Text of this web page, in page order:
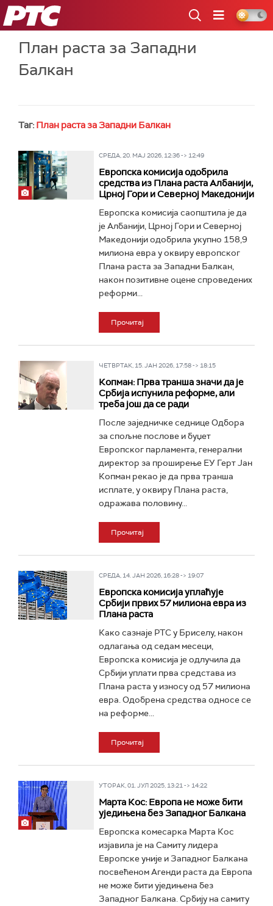
РТС
План раста за Западни
Балкан
Таг: План раста за Западни Балкан
СРЕДА, 20. МАЈ 2026, 12:36 -> 12:49
Европска комисија одобрила
средства из Плана раста Албанији,
Црној Гори и Северној Македонији
Европска комисија саопштила је да
је Албанији, Црној Гори и Северној
Македонији одобрила укупно 158,9
милиона евра у оквиру европског
Плана раста за Западни Балкан,
након позитивне оцене спроведених
реформи...
Прочитај
ЧЕТВРТАК, 15. ЈАН 2026, 17:58 -> 18:15
Копман: Прва транша значи да је
Србија испунила реформе, али
треба још да се ради
После заједничке седнице Одбора
за спољне послове и буџет
Европског парламента, генерални
директор за проширење ЕУ Герт Јан
Копман рекао је да прва транша
исплате, у оквиру Плана раста,
одражава половину...
Прочитај
СРЕДА, 14. ЈАН 2026, 16:28 -> 19:07
Европска комисија уплаћује
Србији првих 57 милиона евра из
Плана раста
Како сазнаје РТС у Бриселу, након
одлагања од седам месеци,
Европска комисија је одлучила да
Србији уплати прва средстава из
Плана раста у износу од 57 милиона
евра. Одобрена средства односе се
на реформе...
Прочитај
УТОРАК, 01. ЈУЛ 2025, 13:21 -> 14:22
Марта Кос: Европа не може бити
уједињена без Западног Балкана
Европска комесарка Марта Кос
изјавила је на Самиту лидера
Европске уније и Западног Балкана
посвећеном Агенди раста да Европа
не може бити уједињена без
Западног Балкана. Србију на самиту